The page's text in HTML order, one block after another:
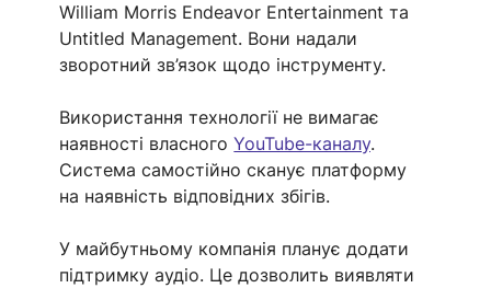
William Morris Endeavor Entertainment та
Untitled Management. Вони надали
зворотний зв’язок щодо інструменту.
Використання технології не вимагає
наявності власного YouTube-каналу.
Система самостійно сканує платформу
на наявність відповідних збігів.
У майбутньому компанія планує додати
підтримку аудіо. Це дозволить виявляти